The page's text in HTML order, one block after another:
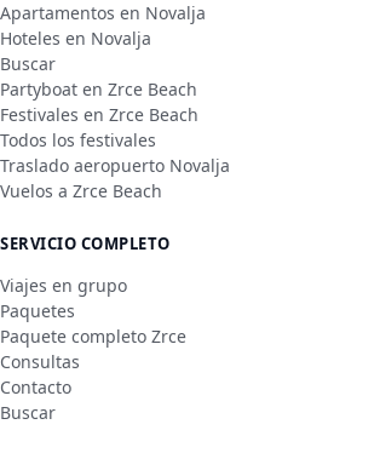
Apartamentos en Novalja
Hoteles en Novalja
Buscar
Partyboat en Zrce Beach
Festivales en Zrce Beach
Todos los festivales
Traslado aeropuerto Novalja
Vuelos a Zrce Beach
SERVICIO COMPLETO
Viajes en grupo
Paquetes
Paquete completo Zrce
Consultas
Contacto
Buscar